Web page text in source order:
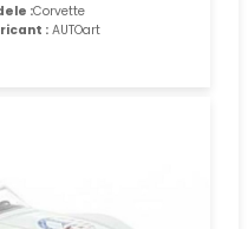
:Corvette
:AUTOart